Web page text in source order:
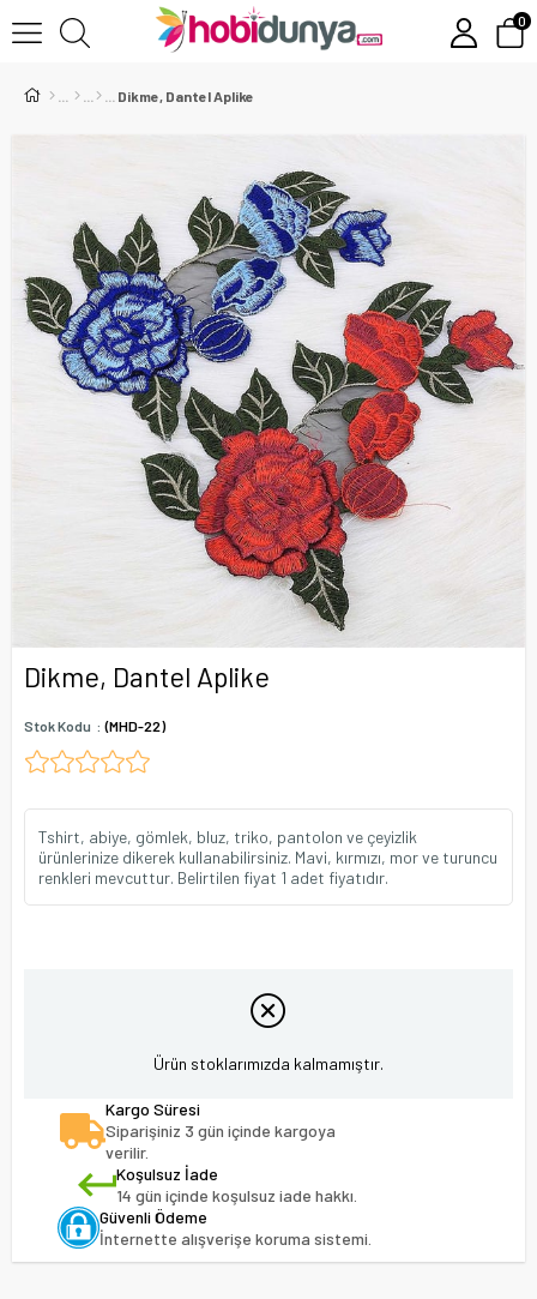
0
Dikme, Dantel Aplike
Dikme, Dantel Aplike
Stok Kodu (MHD-22)
Tshirt, abiye, gömlek, bluz, triko, pantolon ve çeyizlik
ürünlerinize dikerek kullanabilirsiniz. Mavi, kırmızı, mor ve turuncu
renkleri mevcuttur. Belirtilen fiyat 1 adet fiyatıdır.
Ürün stoklarımızda kalmamıştır.
Kargo Süresi
Siparişiniz 3 gün içinde kargoya
verilir.
Koşulsuz İade
14 gün içinde koşulsuz iade hakkı.
Güvenli Ödeme
İnternette alışverişe koruma sistemi.